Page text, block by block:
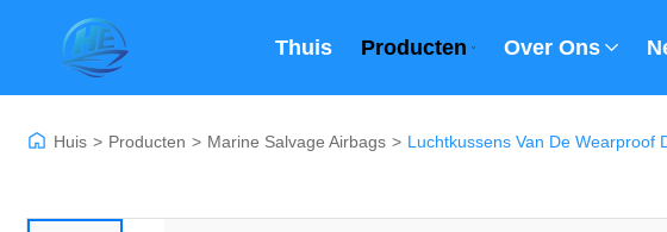
Thuis Producten Over Ons
Huis > Producten > Marine Salvage Airbags > Luchtkussens Van De Wearproof